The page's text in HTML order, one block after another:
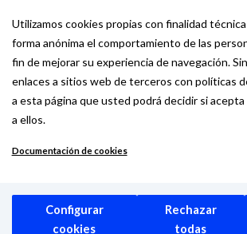
Utilizamos cookies propias con finalidad técnica
forma anónima el comportamiento de las
fin de mejorar su experiencia de navegación.
enlaces a sitios web de terceros con políticas
a esta página que usted podrá decidir si acepta
a ellos.
Documentación de cookies
Configurar
cookies
Rechazar
todas
WeMadrid es un sitio web del
dedicado a las relaciones
internacional del Alcalde. ​
Madrid